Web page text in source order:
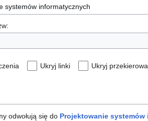
Ukryj linki Ukryj
odwołują się do Projektowanie